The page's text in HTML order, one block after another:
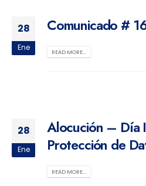
28
Ene
Comunicado #
READ MORE...
28
Ene
Alocución – Día
Protección de
READ MORE...